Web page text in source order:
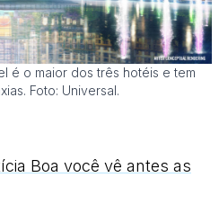
é o maior dos três hotéis e tem
Foto: Universal.
Boa você vê antes as